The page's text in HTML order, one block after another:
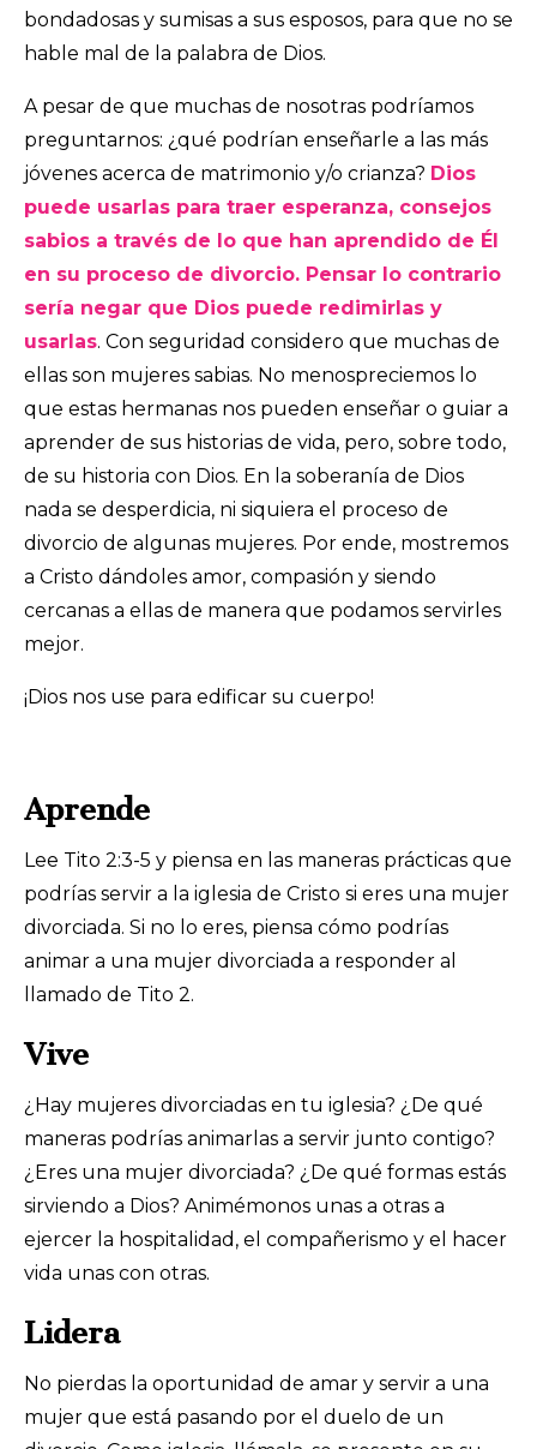
bondadosas y sumisas a sus esposos, para que no se
hable mal de la palabra de Dios.
A pesar de que muchas de nosotras podríamos
preguntarnos: ¿qué podrían enseñarle a las más
jóvenes acerca de matrimonio y/o crianza? Dios
puede usarlas para traer esperanza, consejos
sabios a través de lo que han aprendido de Él
en su proceso de divorcio. Pensar lo contrario
sería negar que Dios puede redimirlas y
usarlas. Con seguridad considero que muchas de
ellas son mujeres sabias. No menospreciemos lo
que estas hermanas nos pueden enseñar o guiar a
aprender de sus historias de vida, pero, sobre todo,
de su historia con Dios. En la soberanía de Dios
nada se desperdicia, ni siquiera el proceso de
divorcio de algunas mujeres. Por ende, mostremos
a Cristo dándoles amor, compasión y siendo
cercanas a ellas de manera que podamos servirles
mejor.
¡Dios nos use para edificar su cuerpo!
Aprende
Lee Tito 2:3-5 y piensa en las maneras prácticas que
podrías servir a la iglesia de Cristo si eres una mujer
divorciada. Si no lo eres, piensa cómo podrías
animar a una mujer divorciada a responder al
llamado de Tito 2.
Vive
¿Hay mujeres divorciadas en tu iglesia? ¿De qué
maneras podrías animarlas a servir junto contigo?
¿Eres una mujer divorciada? ¿De qué formas estás
sirviendo a Dios? Animémonos unas a otras a
ejercer la hospitalidad, el compañerismo y el hacer
vida unas con otras.
Lidera
No pierdas la oportunidad de amar y servir a una
mujer que está pasando por el duelo de un